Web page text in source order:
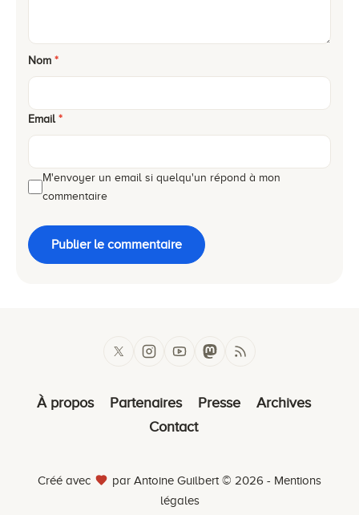
Nom *
Email *
M'envoyer un email si quelqu'un répond à mon
commentaire
Publier le commentaire
À propos Partenaires Presse
Archives
Contact
Créé avec par Antoine Guilbert © 2026 - Mentions
légales